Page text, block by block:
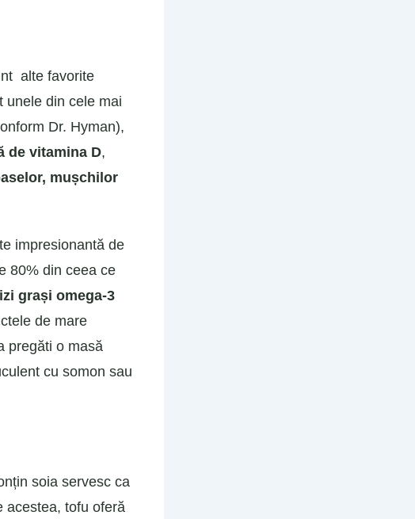
alte favorite
unele din cele mai
Dr. Hyman),
de vitamina D,
mușchilor
impresionantă de
80% din ceea ce
grași omega-3
de mare
pregăti o masă
cu somon sau
soia servesc ca
acestea, tofu oferă